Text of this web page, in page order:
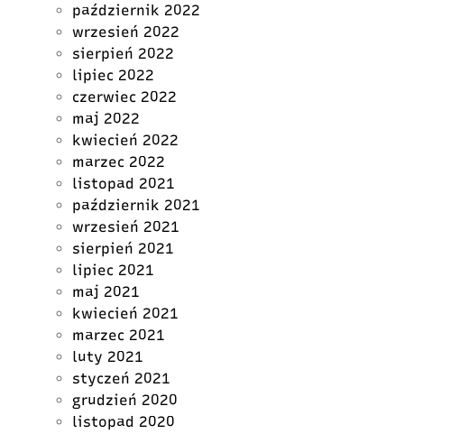
październik 2022
wrzesień 2022
sierpień 2022
lipiec 2022
czerwiec 2022
maj 2022
kwiecień 2022
marzec 2022
listopad 2021
październik 2021
wrzesień 2021
sierpień 2021
lipiec 2021
maj 2021
kwiecień 2021
marzec 2021
luty 2021
styczeń 2021
grudzień 2020
listopad 2020